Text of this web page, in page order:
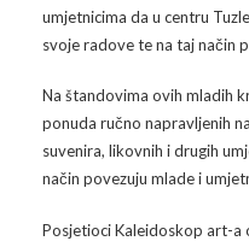
Video 2017
Video 2018
Galerija 2016
Galerija 2017
Galerija 2018
umjetnicima da u centru
svoje radove te na taj način
Na štandovima ovih mladih
ponuda ručno napravljenih
suvenira, likovnih i drugih
način povezuju mlade i
Posjetioci Kaleidoskop art-